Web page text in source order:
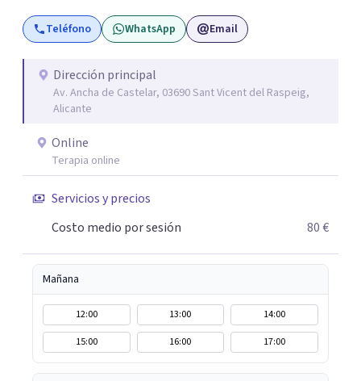
tiene sede en Madrid y Alicante.
Teléfono WhatsApp Email
Dirección principal
Av. Ancha de Castelar, 03690 Sant Vicent del Raspeig,
Alicante
Online
Terapia online
Servicios y precios
Costo medio por sesión
80 €
Mañana
12:00 13:00
14:00
15:00
16:00 17:00